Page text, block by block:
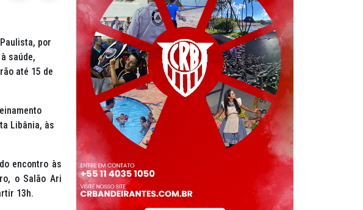
por
saúde,
até 15 de
Libânia, às
encontro às
o Salão Ari
13h.